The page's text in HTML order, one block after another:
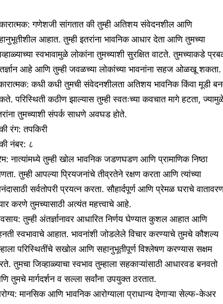
गणेशजी सांगतात की तुम्ही अतिशय संवेदनशील आणि
आहात. तुम्ही इतरांना भावनिक आधार देता आणि तुमच्या
स्वभावामुळे लोकांना तुमच्याशी सुरक्षित वाटते. तुमच्याकडे
आहे आणि तुम्ही जवळच्या लोकांच्या भावनांना सहज ओळखू शकता.
कधी कधी तुमची संवेदनशीलता अतिशय भावनिक किंवा मूडी
परिस्थिती कठीण झाल्यास तुम्ही स्वतःच्या कवचात मागे हटता,
तुमच्याशी संपर्क साधणे अवघड होते.
रंग: तपकिरी
नंबर: ८
नात्यांमध्ये तुम्ही खोल भावनिक जडणघडण आणि प्रामाणिक निष्ठा
तुम्ही आपल्या प्रियजनांचे तीव्रतेने रक्षण करता आणि त्यांच्या
सर्वतोपरी प्रयत्न करता. सौहार्दपूर्ण आणि प्रेमळ घराचे
करणे तुमच्यासाठी अत्यंत महत्त्वाचे आहे.
तुम्ही अंतर्ज्ञानावर आधारित निर्णय घेण्यात कुशल आहात आणि
स्वभावाचे आहात. भावनांशी जोडलेले विचार करण्याचे तुमचे कौशल्य
परिस्थितींचे सखोल आणि सहानुभूतीपूर्ण विश्लेषण करण्यास सक्षम
तुमचा जिव्हाळ्याचा स्वभाव तुम्हाला सहकाऱ्यांसाठी आधारवड बनवतो
तुमचे मार्गदर्शन व सल्ला सर्वांना उपयुक्त ठरतात.
मानसिक आणि भावनिक आरोग्याला प्राधान्य देणाऱ्या सेल्फ-केअर